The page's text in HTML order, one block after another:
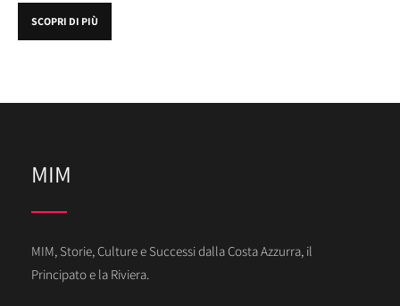
SCOPRI DI PIÙ
MIM
MIM, Storie, Culture e Successi dalla Costa Azzurra, il
Principato e la Riviera.